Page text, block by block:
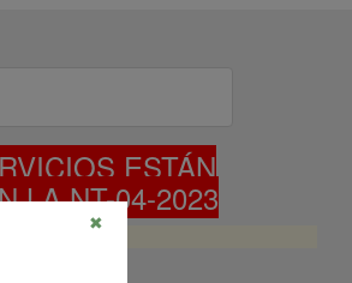
ESTÁN
LA NT-04-2023
✖